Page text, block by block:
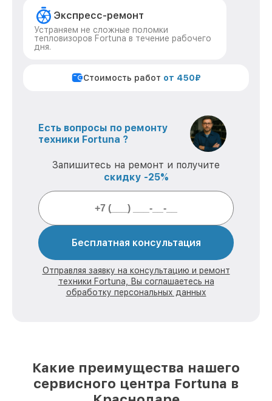
Экспресс-ремонт
Устраняем не сложные поломки
тепловизоров Fortuna в течение рабочего
дня.
Стоимость работ от 450₽
Есть вопросы по ремонту
техники Fortuna ?
Запишитесь на ремонт и получите
скидку -25%
Бесплатная консультация
Отправляя заявку на консультацию и ремонт
техники Fortuna, Вы соглашаетесь на
обработку персональных данных
Какие преимущества нашего
сервисного центра Fortuna в